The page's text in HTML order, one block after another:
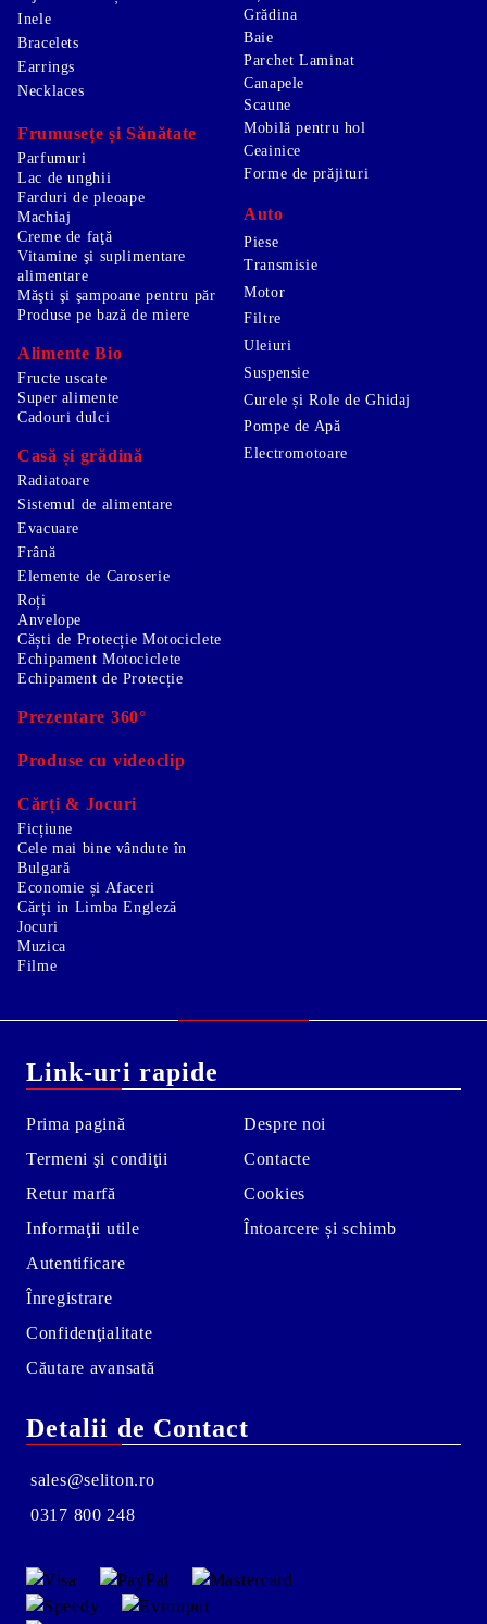
Inele
Bracelets
Earrings
Necklaces
Frumusețe și Sănătate
Parfumuri
Lac de unghii
Farduri de pleoape
Machiaj
Creme de faţă
Vitamine şi suplimentare
alimentare
Măşti şi şampoane pentru păr
Produse pe bază de miere
Alimente Bio
Fructe uscate
Super alimente
Cadouri dulci
Casă și grădină
Grădina
Baie
Parchet Laminat
Canapele
Scaune
Mobilă pentru hol
Ceainice
Forme de prăjituri
Auto
Piese
Transmisie
Motor
Filtre
Uleiuri
Suspensie
Curele și Role de Ghidaj
Pompe de Apă
Electromotoare
Radiatoare
Sistemul de alimentare
Evacuare
Frână
Elemente de Caroserie
Roți
Anvelope
Căști de Protecție Motociclete
Echipament Motociclete
Echipament de Protecție
Prezentare 360°
Produse cu videoclip
Cărți & Jocuri
Ficțiune
Cele mai bine vândute în
Bulgară
Economie și Afaceri
Cărți in Limba Engleză
Jocuri
Muzica
Filme
Link-uri rapide
Prima pagină
Termeni şi condiţii
Retur marfă
Informaţii utile
Autentificare
Înregistrare
Confidenţialitate
Căutare avansată
Despre noi
Contacte
Cookies
Întoarcere și schimb
Detalii de Contact
sales@seliton.ro
0317 800 248